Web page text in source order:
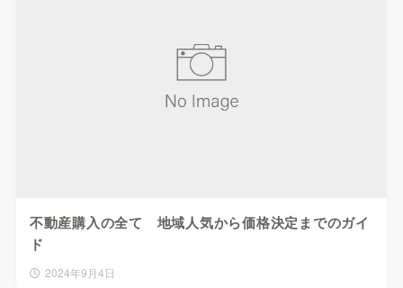
不動産購入の全て 地域人気から価格決定までのガイ
ド
2024年9月4日